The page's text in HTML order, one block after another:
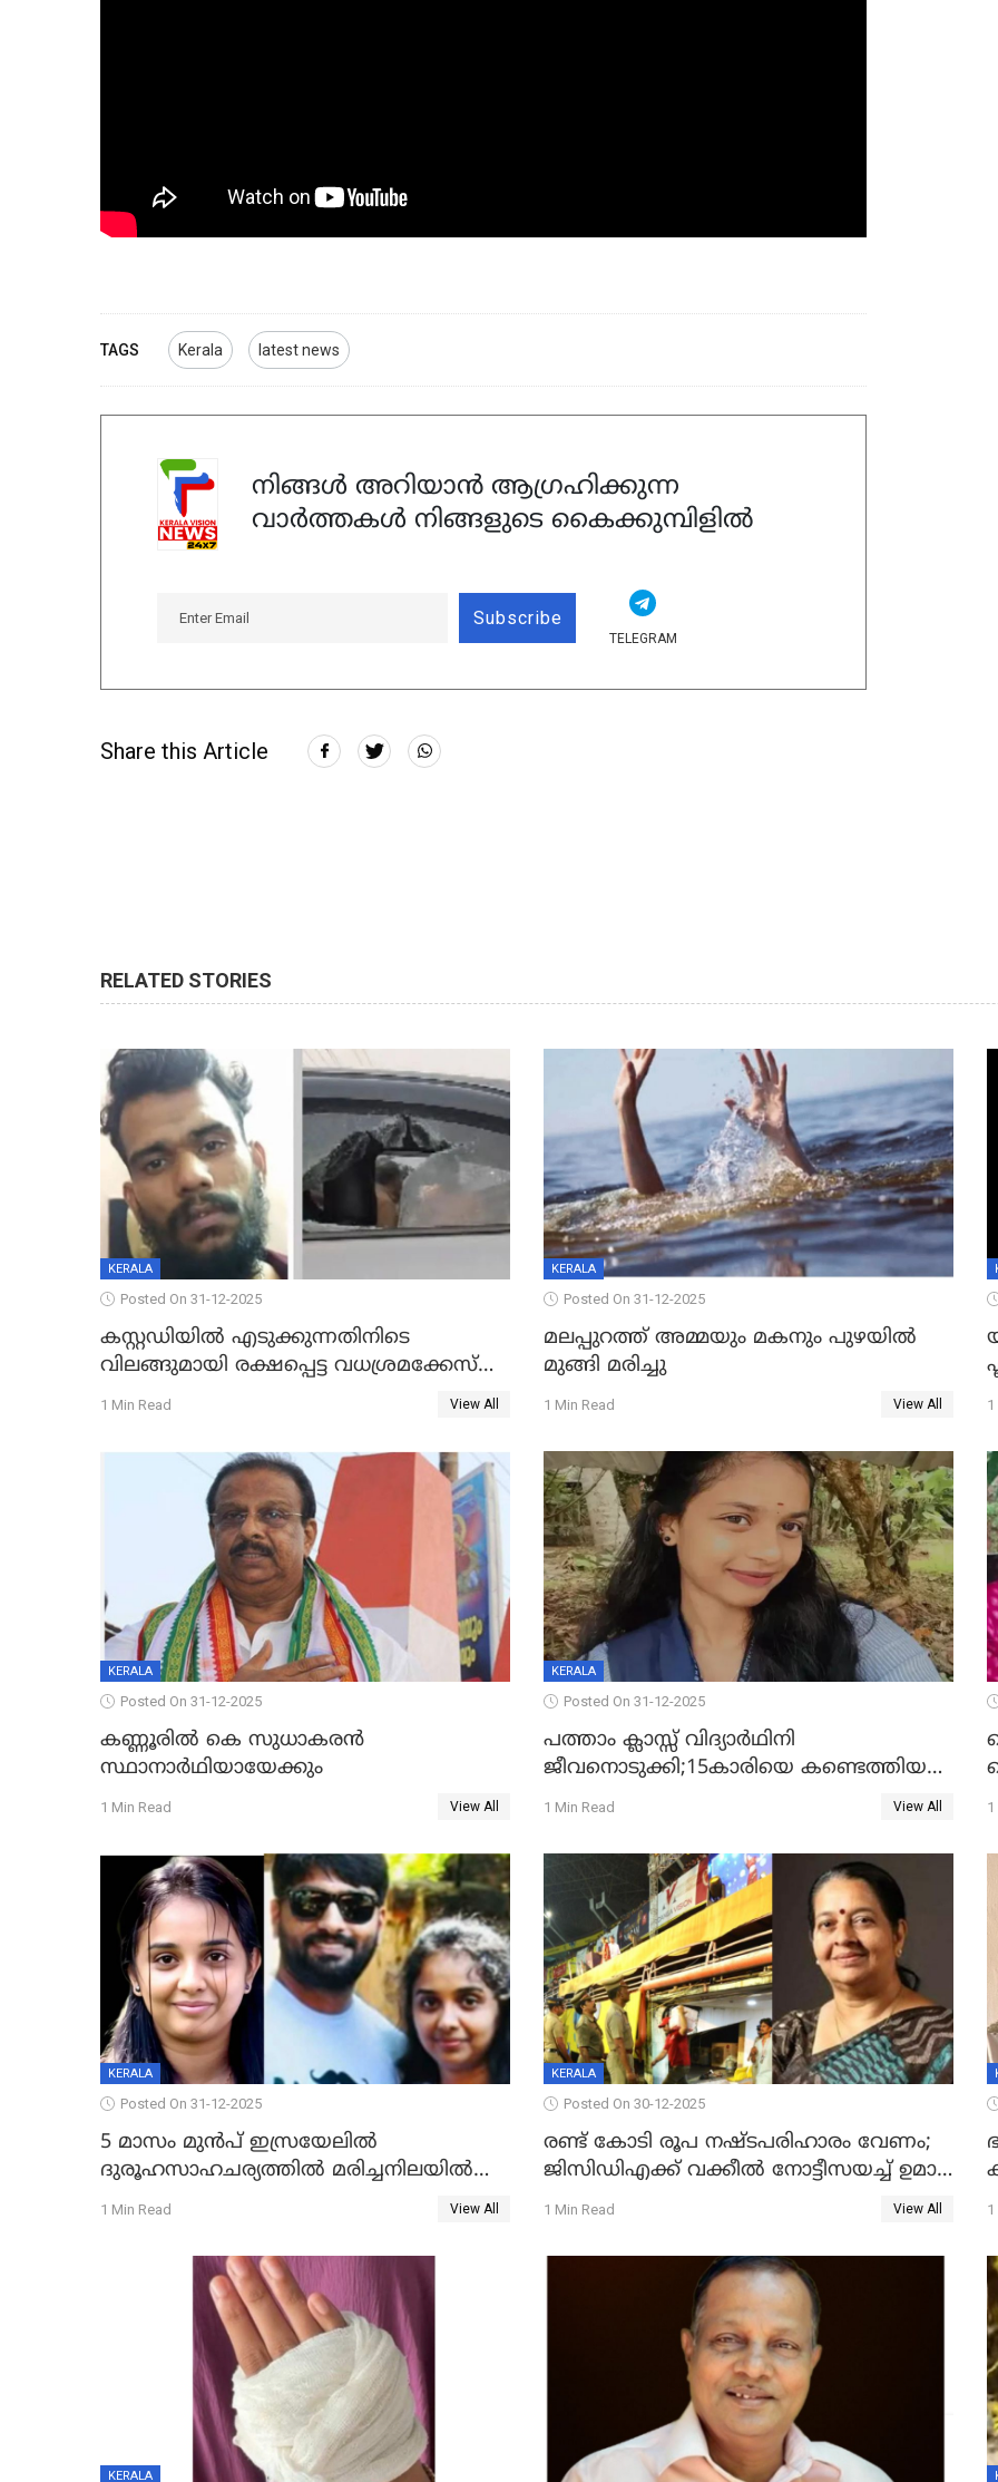
TAGS Kerala latest news
നിങ്ങൾ അറിയാൻ ആഗ്രഹിക്കുന്ന
വാർത്തകൾ നിങ്ങളുടെ കൈക്കുമ്പിളിൽ
Subscribe
TELEGRAM
Share this Article
RELATED STORIES
KERALA
Posted On 31-12-2025
കസ്റ്റഡിയിൽ എടുക്കുന്നതിനിടെ
വിലങ്ങുമായി രക്ഷപ്പെട്ട വധശ്രമക്കേസ്
പ്രതി പിടിയിൽ
1 Min Read View All
KERALA
Posted On 31-12-2025
മലപ്പുറത്ത് അമ്മയും മകനും പുഴയിൽ
മുങ്ങി മരിച്ചു
1 Min Read View All 1
KERALA
Posted On 31-12-2025
കണ്ണൂരിൽ കെ സുധാകരൻ
സ്ഥാനാർഥിയായേക്കും
1 Min Read View All
KERALA
Posted On 31-12-2025
പത്താം ക്ലാസ്സ് വിദ്യാര്‍ഥിനി
ജീവനൊടുക്കി;15കാരിയെ കണ്ടെത്തിയത്
കിടപ്പുമുറിയില്‍ തൂങ്ങി മരിച്ച നിലയിൽ
1 Min Read View All 1
KERALA
Posted On 31-12-2025
5 മാസം മുൻപ് ഇസ്രയേലിൽ
ദുരൂഹസാഹചര്യത്തിൽ മരിച്ചനിലയിൽ
കണ്ടെത്തിയ മലയാളി യുവാവിന്റെ
1 Min Read View All
KERALA
Posted On 30-12-2025
രണ്ട് കോടി രൂപ നഷ്ടപരിഹാരം വേണം;
ജിസിഡിഎക്ക് വക്കീൽ നോട്ടീസയച്ച് ഉമാ
തോമസ്
1 Min Read View All 1
KERALA